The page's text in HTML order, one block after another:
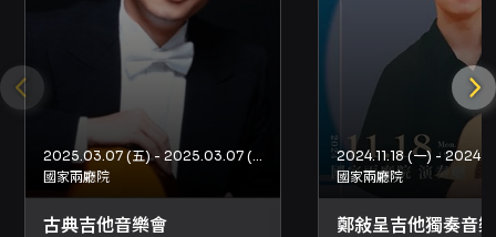
他退票方式：如以 ATM 轉帳或現金購票、或已
取票者，請依 OPENTIX 網站公告之臨櫃或郵寄
退票辦法辦理，退款作業依票務平台規定執行。
其他注意事項 - 如購票時使用文化幣或點數折
抵，退票將先退還折抵之文化幣，並於扣除退票
手續費後優先返還點數，再將剩餘款項退回；若
折抵之文化幣或點數已逾效期，將無法返還或展
延。 - 若場館或主辦單位公布節目或主要演出者
變動時，相關退票機制或退款方式將公告於節目
頁面；如主辦未提供退款機制，信用卡購票者可
國家兩廳院
古典吉他音樂會
2024.11.18 (一) -
國家兩廳院
鄭敍呈吉他獨奏音